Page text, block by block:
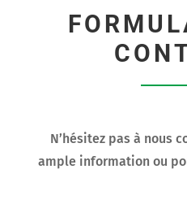
N’hésitez pas à nous
ample information ou